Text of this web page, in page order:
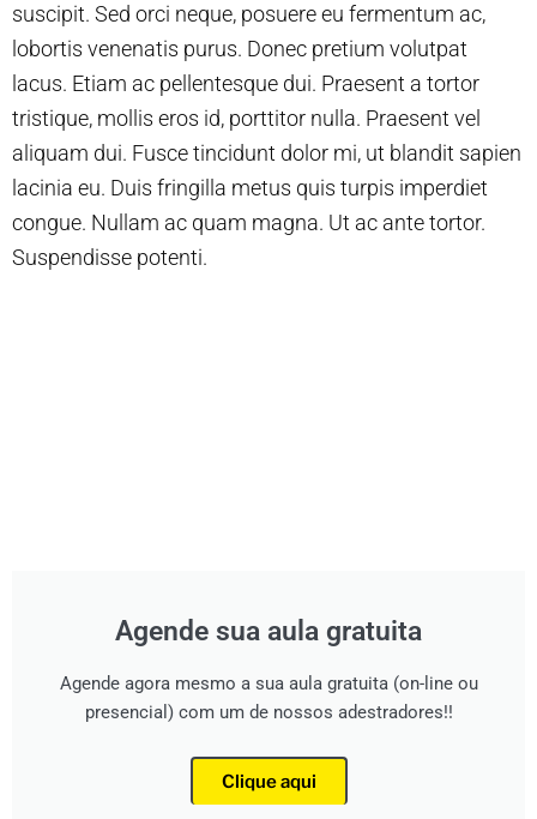
suscipit. Sed orci neque, posuere eu fermentum ac,
lobortis venenatis purus. Donec pretium volutpat
lacus. Etiam ac pellentesque dui. Praesent a tortor
tristique, mollis eros id, porttitor nulla. Praesent vel
aliquam dui. Fusce tincidunt dolor mi, ut blandit sapien
lacinia eu. Duis fringilla metus quis turpis imperdiet
congue. Nullam ac quam magna. Ut ac ante tortor.
Suspendisse potenti.
Agende sua aula gratuita
Agende agora mesmo a sua aula gratuita (on-line ou
presencial) com um de nossos adestradores!!
Clique aqui